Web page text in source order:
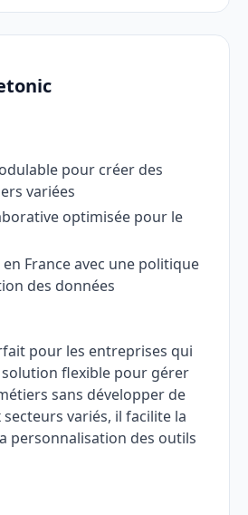
pour créer des
variées
optimisée pour le
France avec une politique
des données
pour les entreprises qui
solution flexible pour gérer
sans développer de
variés, il facilite la
personnalisation des outils